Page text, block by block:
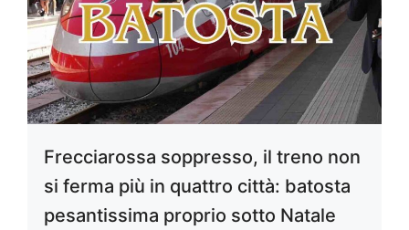
Frecciarossa soppresso, il treno non
si ferma più in quattro città: batosta
pesantissima proprio sotto Natale